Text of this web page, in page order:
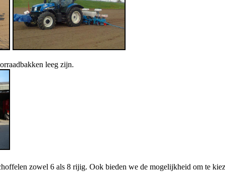
leeg zijn.
zowel 6 als 8 rijig. Ook bieden we de mogelijkheid om te